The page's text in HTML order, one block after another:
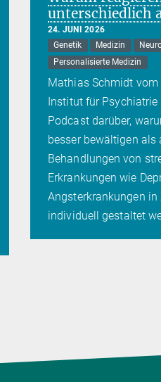
unterschiedlich
24. JUNI 2026
Genetik
Medizin
Personalisierte Medizin
Mathias Schmidt
Institut für
Podcast darüber,
besser bewältigen als
Behandlungen von
Erkrankungen wie
Angsterkrankungen
individuell gestaltet